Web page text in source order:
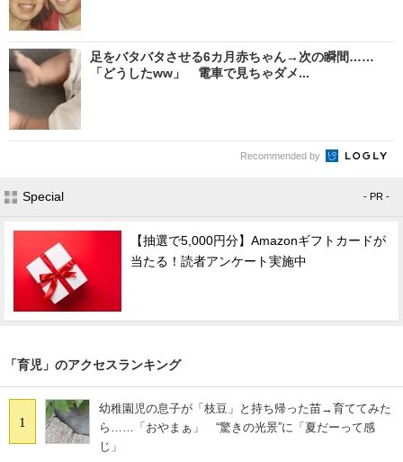
足をバタバタさせる6カ月赤ちゃん→次の瞬間……
「どうしたww」 電車で見ちゃダメ...
Recommended by
Special - PR -
【抽選で5,000円分】Amazonギフトカードが
当たる！読者アンケート実施中
「育児」のアクセスランキング
1
幼稚園児の息子が「枝豆」と持ち帰った苗→育ててみた
ら……「おやまぁ」 “驚きの光景”に「夏だーって感
じ」